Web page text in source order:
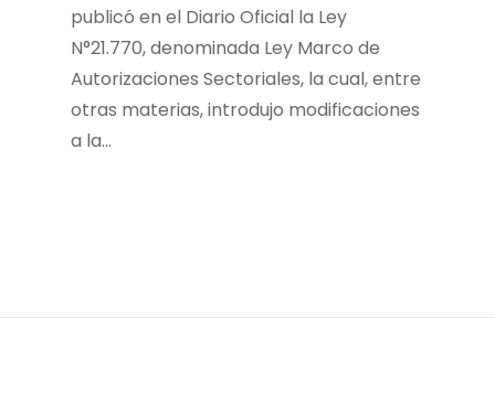
publicó en el Diario Oficial la Ley
N°21.770, denominada Ley Marco de
Autorizaciones Sectoriales, la cual, entre
otras materias, introdujo modificaciones
a la…